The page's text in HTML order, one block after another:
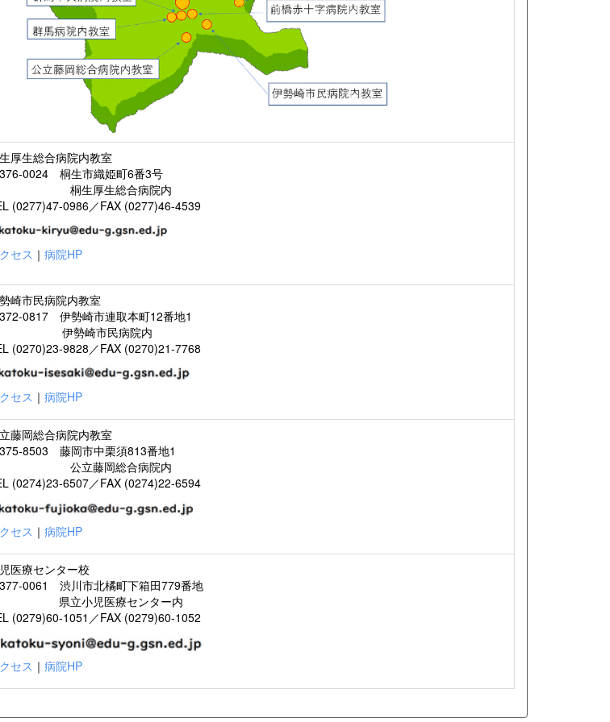
厚生総合病院内教室
0024 桐生市織姫町6番3号
生厚生総合病院内
(0277)47-0986／FAX (0277)46-4539
セス ｜ 病院HP
崎市民病院内教室
0817 伊勢崎市連取本町12番地1
勢崎市民病院内
(0270)23-9828／FAX (0270)21-7768
セス ｜ 病院HP
藤岡総合病院内教室
8503 藤岡市中栗須813番地1
立藤岡総合病院内
(0274)23-6507／FAX (0274)22-6594
セス ｜ 病院HP
医療センター校
0061 渋川市北橘町下箱田779番地
立小児医療センター内
(0279)60-1051／FAX (0279)60-1052
セス ｜ 病院HP